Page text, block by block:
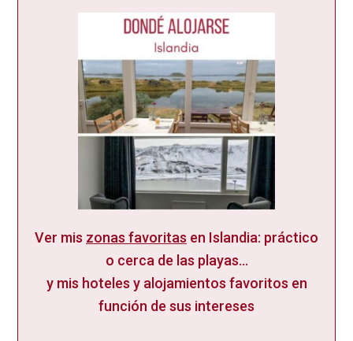
Ver mis zonas favoritas en Islandia: práctico
o cerca de las playas...
y mis hoteles y alojamientos favoritos en
función de sus intereses